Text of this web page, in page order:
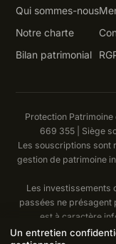
Qui sommes-nous
Notre charte
Bilan patrimonial
Protection Patrimoine
669 355 | Siège
Les souscriptions sont
gestion de patrimoine
Les investissements
passées ne présagent
est à caractère
Un entretien